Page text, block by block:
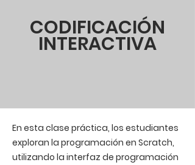
CODIFICACIÓN
INTERACTIVA
En esta clase práctica, los estudiantes
exploran la programación en Scratch,
utilizando la interfaz de programación